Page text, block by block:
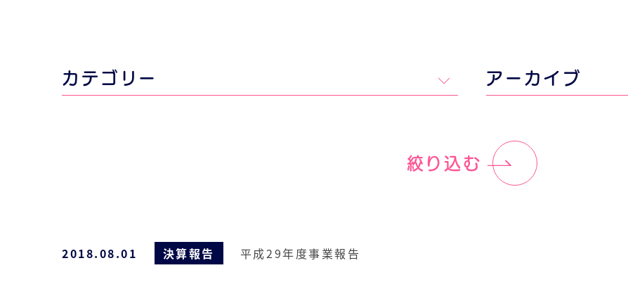
カテゴリー アーカイブ
絞り込む
2018.08.01 決算報告 平成29年度事業報告